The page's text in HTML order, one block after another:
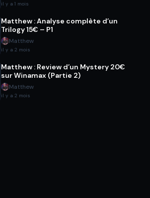
il y a 1 mois
Matthew : Analyse complète d’un
Trilogy 15€ – P1
Matthew
il y a 2 mois
Matthew : Review d’un Mystery 20€
sur Winamax (Partie 2)
Matthew
il y a 2 mois